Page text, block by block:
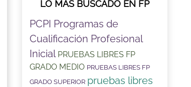
LO MÁS BUSCADO EN FP
PCPI Programas de
Cualificación Profesional
Inicial PRUEBAS LIBRES FP
GRADO MEDIO PRUEBAS LIBRES FP
GRADO SUPERIOR pruebas libres